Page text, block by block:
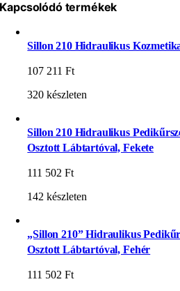
Kapcsolódó termékek
Sillon 210 Hidraulikus
107 211Ft
320 készleten
Sillon 210 Hidraulikus
Osztott Lábtartóval, Fekete
111 502Ft
142 készleten
„Sillon 210” Hidraulikus
Osztott Lábtartóval, Fehér
111 502Ft